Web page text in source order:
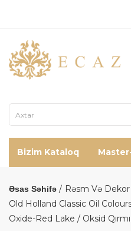
Bizim Kataloq
Əsas Səhifə Rəsm Və Dekor
Old Holland Classic Oil
Oxide-Red Lake / Oksid